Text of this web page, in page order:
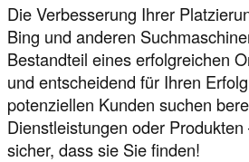
Die Verbesserung Ihrer
Bing und anderen
Bestandteil eines erfolgreichen
und entscheidend für Ihren
potenziellen Kunden suchen
Dienstleistungen oder
sicher, dass sie Sie finden!